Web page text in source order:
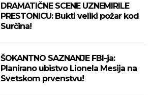
DRAMATIČNE SCENE UZNEMIRILE
PRESTONICU: Bukti veliki požar kod
Surčina!
ŠOKANTNO SAZNANJE FBI-ja:
Planirano ubistvo Lionela Mesija na
Svetskom prvenstvu!